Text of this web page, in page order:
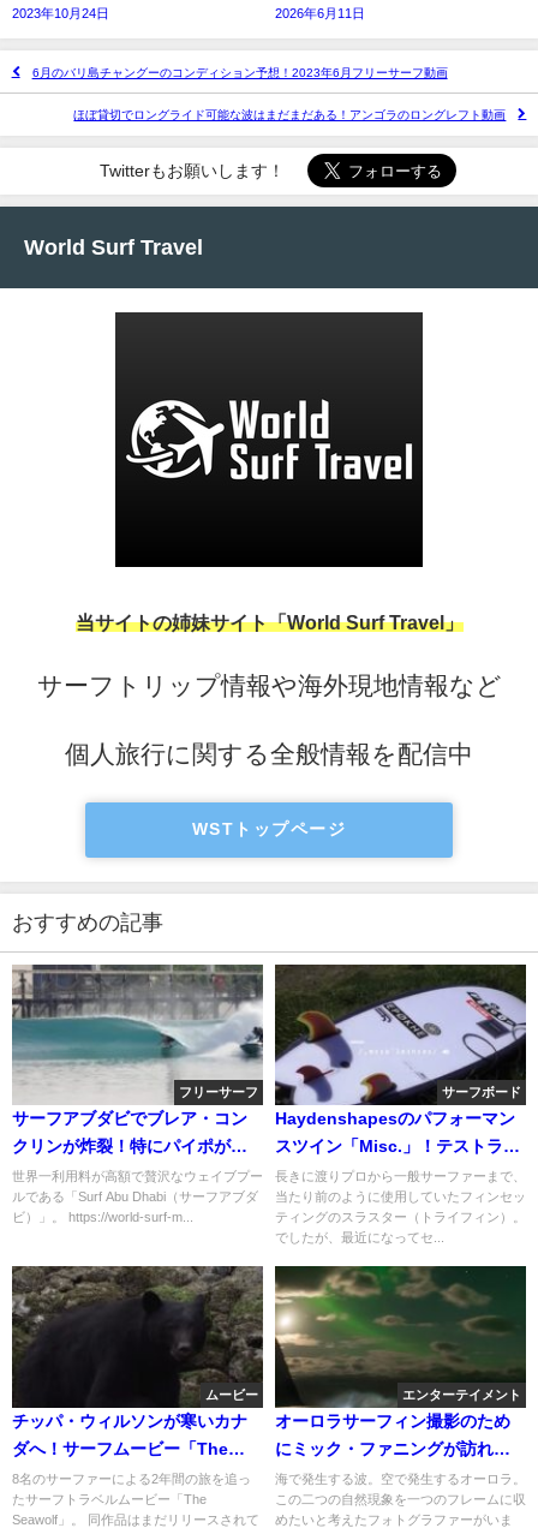
2023年10月24日 2026年6月11日
6月のバリ島チャングーのコンディション予想！2023年6月フリーサーフ動画
ほぼ貸切でロングライド可能な波はまだまだある！アンゴラのロングレフト動画
Twitterもお願いします！
World Surf Travel
当サイトの姉妹サイト「World Surf Travel」
サーフトリップ情報や海外現地情報など
個人旅行に関する全般情報を配信中
WSTトップページ
おすすめの記事
フリーサーフ
サーフアブダビでブレア・コン
クリンが炸裂！特にパイポがヤ
バいフリーサーフ動画
世界一利用料が高額で贅沢なウェイブプー
ルである「Surf Abu Dhabi（サーフアブダ
ビ）」。 https://world-surf-m...
サーフボード
Haydenshapesのパフォーマン
スツイン「Misc.」！テストライ
ド動画
長きに渡りプロから一般サーファーまで、
当たり前のように使用していたフィンセッ
ティングのスラスター（トライフィン）。
でしたが、最近になってセ...
ムービー
チッパ・ウィルソンが寒いカナ
ダへ！サーフムービー「The
Seawolf」未収録動画
8名のサーファーによる2年間の旅を追っ
たサーフトラベルムービー「The
Seawolf」。 同作品はまだリリースされて
エンターテイメント
オーロラサーフィン撮影のため
にミック・ファニングが訪れた
ロフォーテン諸島（ノルウェ
ー）
海で発生する波。空で発生するオーロラ。
この二つの自然現象を一つのフレームに収
めたいと考えたフォトグラファーがいま